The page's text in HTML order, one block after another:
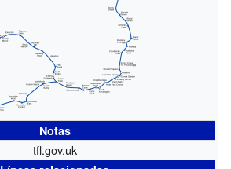
Notas
tfl.gov.uk